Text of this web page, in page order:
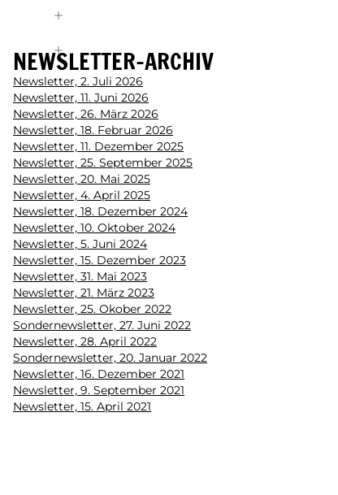
NEWSLETTER-ARCHIV
Newsletter, 2. Juli 2026
Newsletter, 11. Juni 2026
Newsletter, 26. März 2026
Newsletter, 18. Februar 2026
Newsletter, 11. Dezember 2025
Newsletter, 25. September 2025
Newsletter, 20. Mai 2025
Newsletter, 4. April 2025
Newsletter, 18. Dezember 2024
Newsletter, 10. Oktober 2024
Newsletter, 5. Juni 2024
Newsletter, 15. Dezember 2023
Newsletter, 31. Mai 2023
Newsletter, 21. März 2023
Newsletter, 25. Okober 2022
Sondernewsletter, 27. Juni 2022
Newsletter, 28. April 2022
Sondernewsletter, 20. Januar 2022
Newsletter, 16. Dezember 2021
Newsletter, 9. September 2021
Newsletter, 15. April 2021